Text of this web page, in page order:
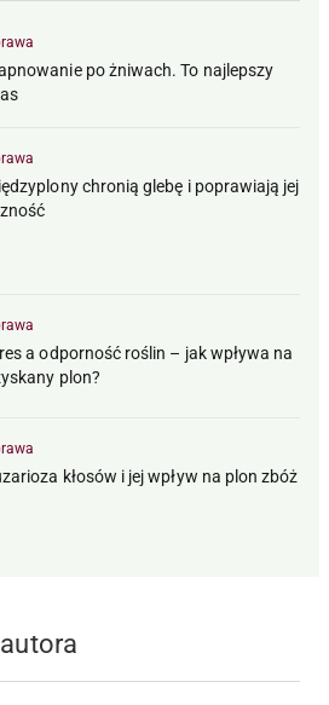
po żniwach. To najlepszy
chronią glebę i poprawiają jej
a odporność roślin – jak wpływa na
plon?
kłosów i jej wpływ na plon zbóż